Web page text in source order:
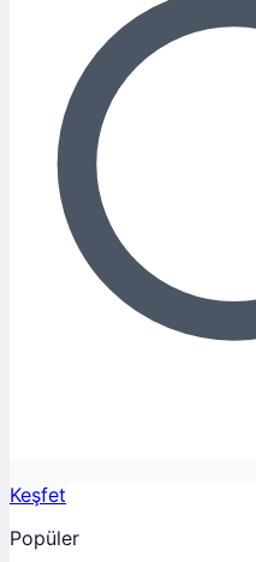
Keşfet
Popüler